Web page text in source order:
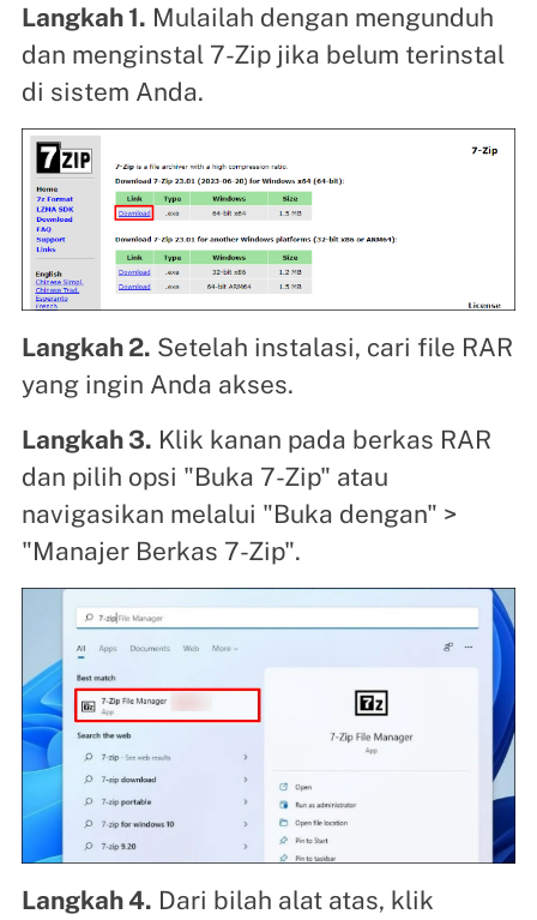
Langkah 1. Mulailah dengan mengunduh
dan menginstal 7-Zip jika belum terinstal
di sistem Anda.
Langkah 2. Setelah instalasi, cari file RAR
yang ingin Anda akses.
Langkah 3. Klik kanan pada berkas RAR
dan pilih opsi "Buka 7-Zip" atau
navigasikan melalui "Buka dengan" >
"Manajer Berkas 7-Zip".
Langkah 4. Dari bilah alat atas, klik